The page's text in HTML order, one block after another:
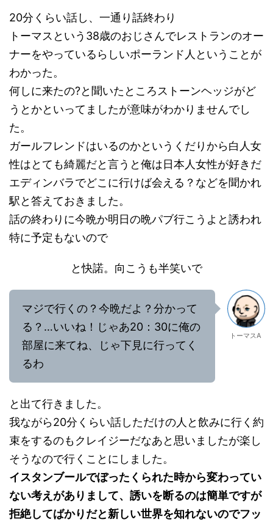
20分くらい話し、一通り話終わり
トーマスという38歳のおじさんでレストランのオー
ナーをやっているらしいポーランド人ということが
わかった。
何しに来たの?と聞いたところストーンヘッジがど
うとかといってましたが意味がわかりませんでし
た。
ガールフレンドはいるのかというくだりから白人女
性はとても綺麗だと言うと俺は日本人女性が好きだ
エディンバラでどこに行けば会える？などを聞かれ
駅と答えておきました。
話の終わりに今晩か明日の晩パブ行こうよと誘われ
特に予定もないので
と快諾。向こうも半笑いで
マジで行くの？今晩だよ？分かって
る？…いいね！じゃあ20：30に俺の
部屋に来てね、じゃ下見に行ってく
るわ
トーマスA
と出て行きました。
我ながら20分くらい話しただけの人と飲みに行く約
束をするのもクレイジーだなあと思いましたが楽し
そうなので行くことにしました。
イスタンブールでぼったくられた時から変わってい
ない考えがありまして、誘いを断るのは簡単ですが
拒絶してばかりだと新しい世界を知れないのでフッ